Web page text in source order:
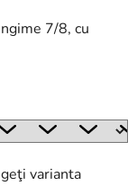
7/8, cu
varianta